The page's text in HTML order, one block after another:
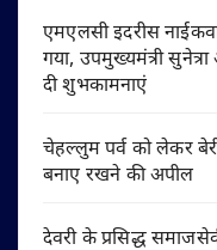
एमएलसी इदरीस
गया, उपमुख्यमंत्री
दी शुभकामनाएं
चेहल्लुम पर्व को लेकर
बनाए रखने की अपील
देवरी के प्रसिद्ध